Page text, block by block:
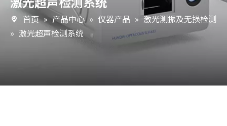
首页 » 产品中心 » 仪器产品 » 激光测振及无损检测
» 激光超声检测系统